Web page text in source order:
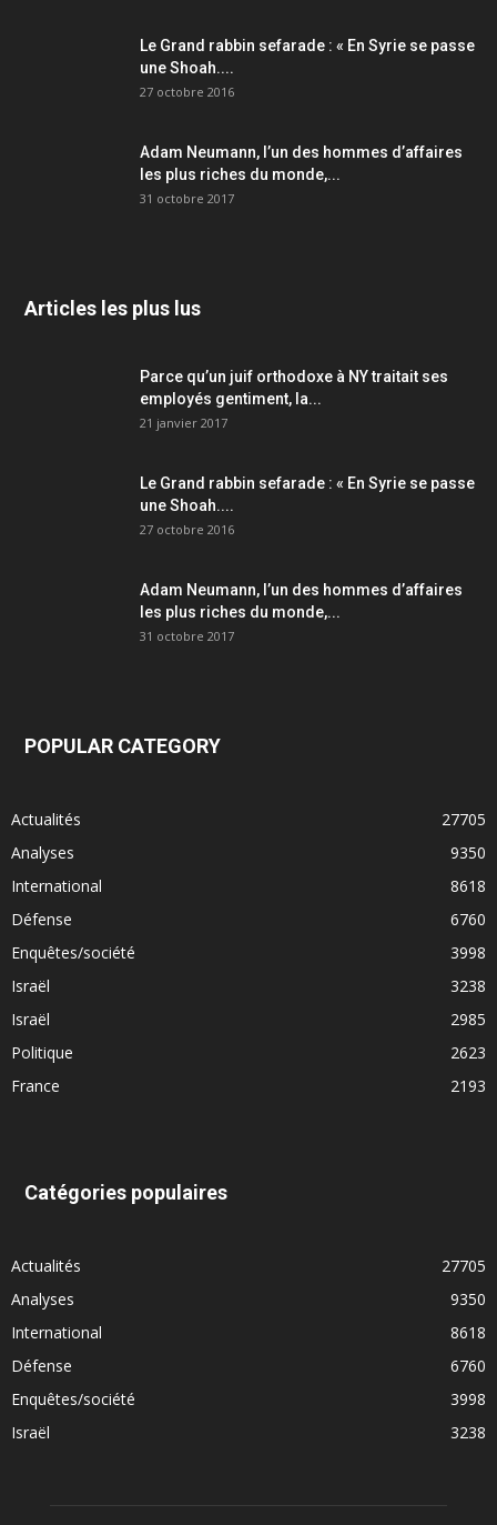
Le Grand rabbin sefarade : « En Syrie se passe
une Shoah....
27 octobre 2016
Adam Neumann, l’un des hommes d’affaires
les plus riches du monde,...
31 octobre 2017
Articles les plus lus
Parce qu’un juif orthodoxe à NY traitait ses
employés gentiment, la...
21 janvier 2017
Le Grand rabbin sefarade : « En Syrie se passe
une Shoah....
27 octobre 2016
Adam Neumann, l’un des hommes d’affaires
les plus riches du monde,...
31 octobre 2017
POPULAR CATEGORY
Actualités
27705
Analyses
9350
International
8618
Défense
6760
Enquêtes/société
3998
Israël
3238
Israël
2985
Politique
2623
France
2193
Catégories populaires
Actualités
27705
Analyses
9350
International
8618
Défense
6760
Enquêtes/société
3998
Israël
3238